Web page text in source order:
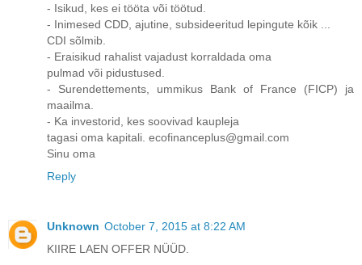
- Isikud, kes ei tööta või töötud.
- Inimesed CDD, ajutine, subsideeritud lepingute kõik ...
CDI sõlmib.
- Eraisikud rahalist vajadust korraldada oma
pulmad või pidustused.
- Surendettements, ummikus Bank of France (FICP) ja
maailma.
- Ka investorid, kes soovivad kaupleja
tagasi oma kapitali. ecofinanceplus@gmail.com
Sinu oma
Reply
Unknown October 7, 2015 at 8:22 AM
KIIRE LAEN OFFER NÜÜD.